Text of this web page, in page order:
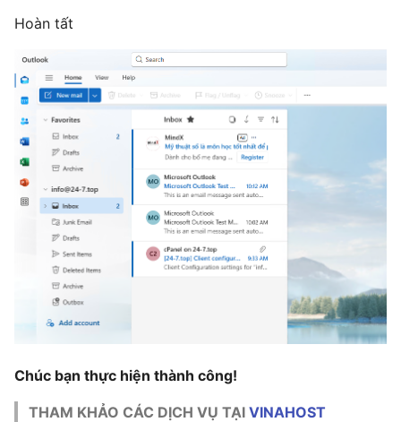
Hoàn tất
Chúc bạn thực hiện thành công!
THAM KHẢO CÁC DỊCH VỤ TẠI VINAHOST